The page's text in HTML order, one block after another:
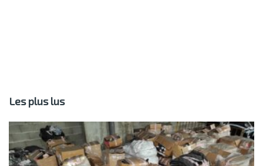
Les plus lus